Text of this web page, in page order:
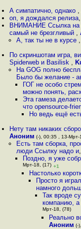
А симпатично, однако
оп, я дождался релиза
ВНИМАНИЕ Ссылка на
самый не брезгливый ,
А, так ты не в курсе ,
По скриншотам игра,
Spiderweb и Basilisk ,
На GOG полно
Было бы желание -
ГОГ не особо
можно понять,
Эта гамеза
что opensource-
Но ведь ещё
Нету там никаких
Аноним (-), 00:35 , 13-Мрт-
Есть там сборка,
люди Ссылку надо и,
Поздно, я уже
Мрт-18, (17) +1
Настолько
Просто я
намного
Так вроде
компанию,
Мрт-18, (78)
Реально
Аноним (-